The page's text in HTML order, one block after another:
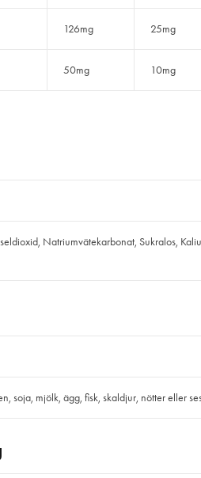
126mg 25mg
50mg 10mg
Natriumvätekarbonat, Sukralos,
soja, mjölk, ägg, fisk, skaldjur, nötter eller